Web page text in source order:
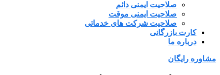
صلاحیت ایمنی دائم
صلاحیت ایمنی موقت
صلاحیت شرکت های خدماتی
کارت بازرگانی
درباره ما
مشاوره رایگان